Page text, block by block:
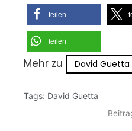
teilen
teilen
Mehr zu David Guetta
Tags: David Guetta